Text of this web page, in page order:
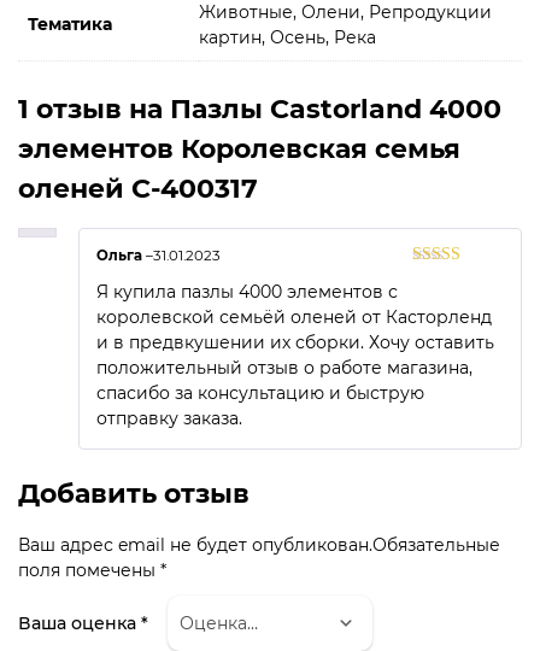
Тематика
Животные, Олени, Репродукции
картин, Осень, Река
1 отзыв на Пазлы Castorland 4000
элементов Королевская семья
оленей C-400317
Ольга –31.01.2023
Я купила пазлы 4000 элементов с
королевской семьёй оленей от Касторленд
и в предвкушении их сборки. Хочу оставить
положительный отзыв о работе магазина,
спасибо за консультацию и быструю
отправку заказа.
Добавить отзыв
Ваш адрес email не будет опубликован.Обязательные
поля помечены *
Ваша оценка *